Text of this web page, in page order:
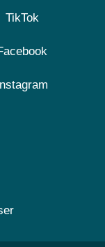
TikTok
Instagram